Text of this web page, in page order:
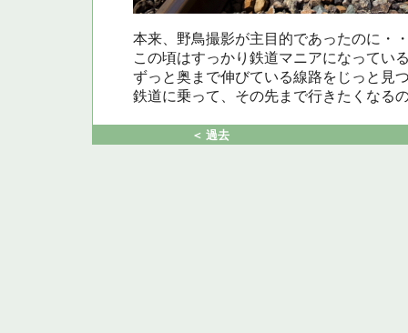
本来、野鳥撮影が主目的であったのに・
この頃はすっかり鉄道マニアになってい
ずっと奥まで伸びている線路をじっと見
鉄道に乗って、その先まで行きたくなる
＜ 過去